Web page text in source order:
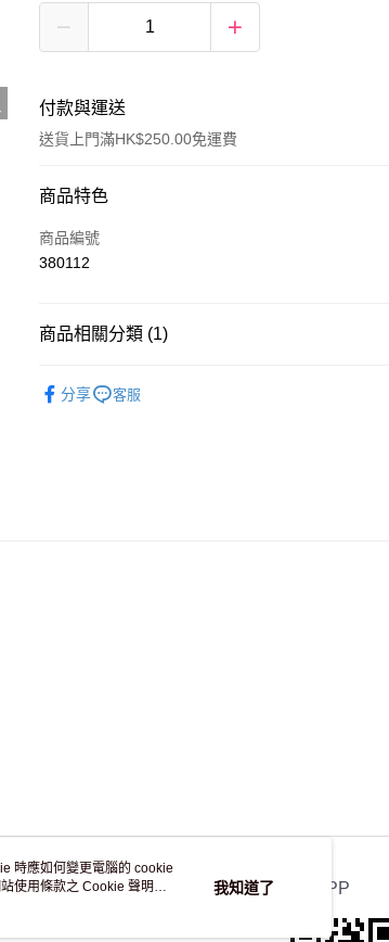
付款與運送
送貨上門滿HK$250.00免運費
付款方式
信用卡
商品特色
商品編號
380112
商品相關分類 (1)
分享
客服
務 官方APP
時應如何變更電腦的 cookie
使用條款之 Cookie 聲明使
我知道了